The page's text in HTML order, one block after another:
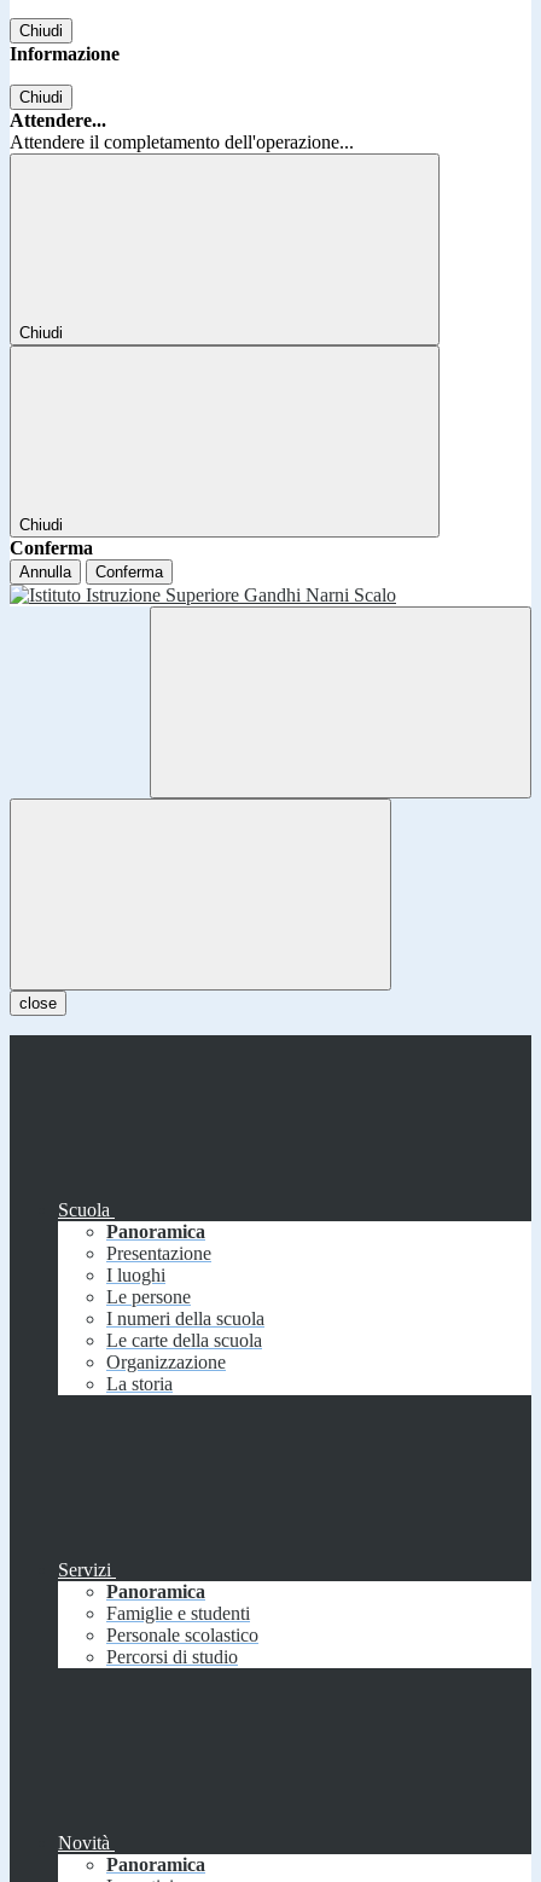
Chiudi
Informazione
Chiudi
Attendere...
Attendere il completamento dell'operazione...
Chiudi
Chiudi
Conferma
Annulla Conferma
close
Scuola
Panoramica
Presentazione
I luoghi
Le persone
I numeri della scuola
Le carte della scuola
Organizzazione
La storia
Servizi
Panoramica
Famiglie e studenti
Personale scolastico
Percorsi di studio
Novità
Panoramica